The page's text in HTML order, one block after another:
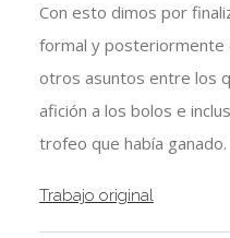
Con esto dimos por
formal y posteriormente
otros asuntos entre los
afición a los bolos e
trofeo que había ganado.
Trabajo original